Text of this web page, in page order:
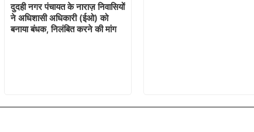
दुदही नगर पंचायत के नाराज़ निवासियों
ने अधिशासी अधिकारी (ईओ) को
बनाया बंधक, निलंबित करने की मांग